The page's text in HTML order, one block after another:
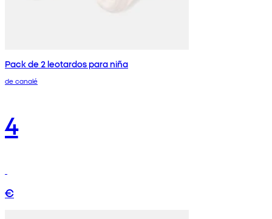
Pack de 2 leotardos para niña
de canalé
4
€